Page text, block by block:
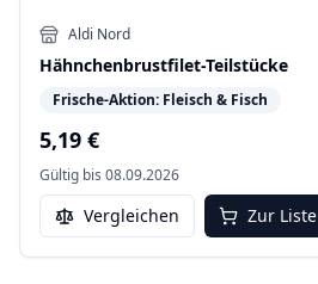
Aldi Nord
Hähnchenbrustfilet-Teilstücke
Frische-Aktion: Fleisch & Fisch
5,19 €
Gültig bis 08.09.2026
Vergleichen Zur Liste